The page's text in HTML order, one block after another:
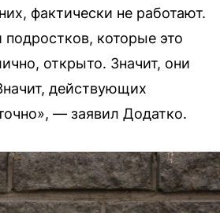
фактически не работают.
которые это
открыто. Значит, они
действующих
— заявил Додатко.